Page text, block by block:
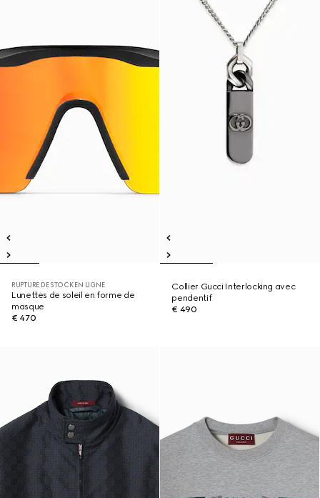
RUPTURE DE STOCK EN LIGNE
Lunettes de soleil en forme de
masque
€ 470
Collier Gucci Interlocking avec
pendentif
€ 490